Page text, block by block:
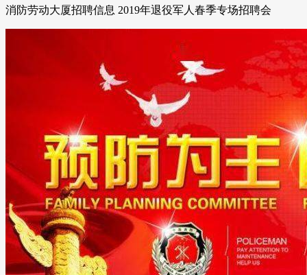
消防劳动大厦招聘信息 2019年退役军人春季专场招聘会